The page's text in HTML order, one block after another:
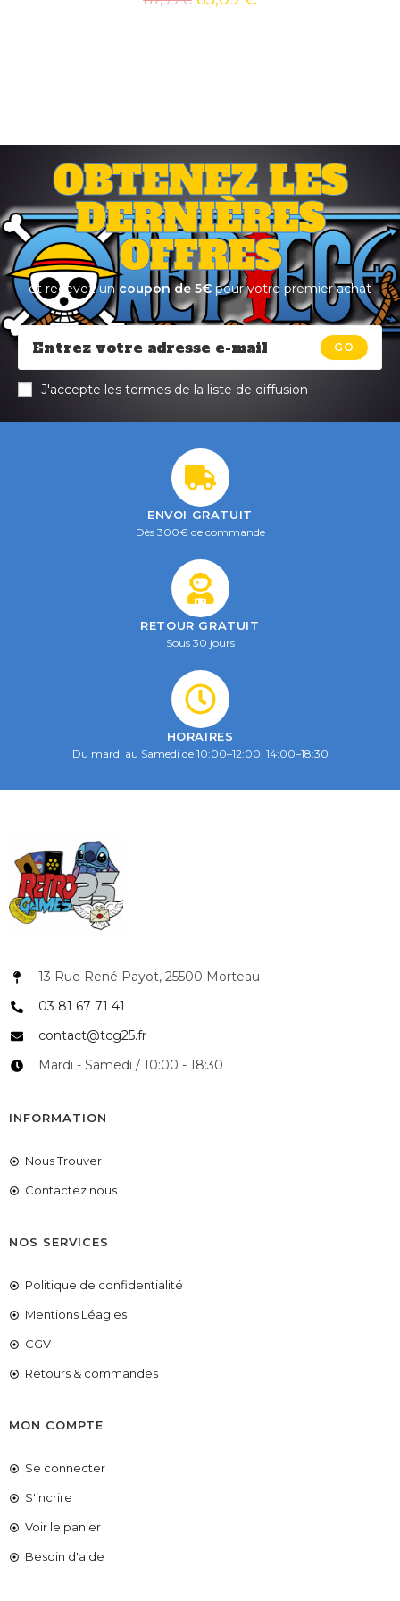
OBTENEZ LES
DERNIÈRES
OFFRES
et recevez un coupon de 5€ pour votre premier achat
GO
J'accepte les termes de la liste de diffusion
ENVOI GRATUIT
Dès 300€ de commande
RETOUR GRATUIT
Sous 30 jours
HORAIRES
Du mardi au Samedi de 10:00–12:00, 14:00–18:30
13 Rue René Payot, 25500 Morteau
03 81 67 71 41
contact@tcg25.fr
Mardi - Samedi / 10:00 - 18:30
INFORMATION
Nous Trouver
Contactez nous
NOS SERVICES
Politique de confidentialité
Mentions Léagles
CGV
Retours & commandes
MON COMPTE
Se connecter
S'incrire
Voir le panier
Besoin d'aide
COUPONX9971100187